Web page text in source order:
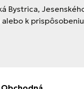
Bystrica,
k